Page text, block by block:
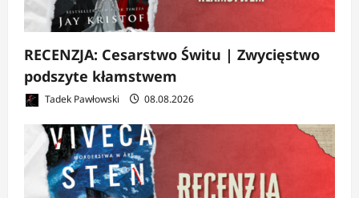
RECENZJA: Cesarstwo Świtu | Zwycięstwo
podszyte kłamstwem
Tadek Pawłowski 08.08.2026